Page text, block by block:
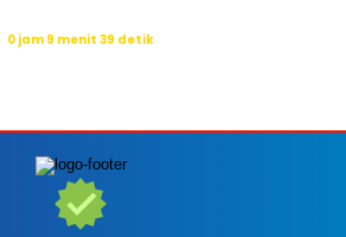
0 jam 9 menit 37 detik